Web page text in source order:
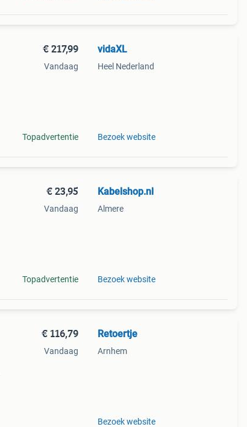
€ 217,99
Vandaag
Topadvertentie
vidaXL
Heel Nederland
Bezoek website
€ 23,95
Vandaag
Topadvertentie
Kabelshop.nl
Almere
Bezoek website
€ 116,79
Vandaag
Retoertje
Arnhem
Bezoek website